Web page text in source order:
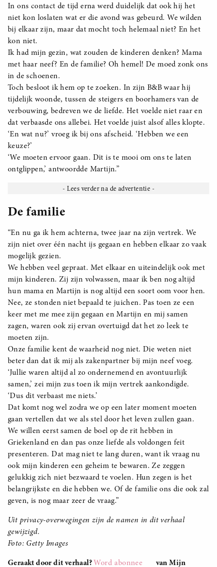
In ons contact de tijd erna werd duidelijk dat ook hij het
niet kon loslaten wat er die avond was gebeurd. We wilden
bij elkaar zijn, maar dat mocht toch helemaal niet? En het
kon niet.
Ik had mijn gezin, wat zouden de kinderen denken? Mama
met haar neef? En de familie? Oh hemel! De moed zonk ons
in de schoenen.
Toch besloot ik hem op te zoeken. In zijn B&B waar hij
tijdelijk woonde, tussen de steigers en boorhamers van de
verbouwing, bedreven we de liefde. Het voelde niet raar en
dat verbaasde ons allebei. Het voelde juist alsof alles klopte.
‘En wat nu?’ vroeg ik bij ons afscheid. ‘Hebben we een
keuze?’
‘We moeten ervoor gaan. Dit is te mooi om ons te laten
ontglippen,’ antwoordde Martijn.”
De familie
“En nu ga ik hem achterna, twee jaar na zijn vertrek. We
zijn niet over één nacht ijs gegaan en hebben elkaar zo vaak
mogelijk gezien.
We hebben veel gepraat. Met elkaar en uiteindelijk ook met
mijn kinderen. Zij zijn volwassen, maar ik ben nog altijd
hun mama en Martijn is nog altijd een soort oom voor hen.
Nee, ze stonden niet bepaald te juichen. Pas toen ze een
keer met me mee zijn gegaan en Martijn en mij samen
zagen, waren ook zij ervan overtuigd dat het zo leek te
moeten zijn.
Onze familie kent de waarheid nog niet. Die weten niet
beter dan dat ik mij als zakenpartner bij mijn neef voeg.
‘Jullie waren altijd al zo ondernemend en avontuurlijk
samen,’ zei mijn zus toen ik mijn vertrek aankondigde.
‘Dus dit verbaast me niets.’
Dat komt nog wel zodra we op een later moment moeten
gaan vertellen dat we als stel door het leven zullen gaan.
We willen eerst samen de boel op de rit hebben in
Griekenland en dan pas onze liefde als voldongen feit
presenteren. Dat mag niet te lang duren, want ik vraag nu
ook mijn kinderen een geheim te bewaren. Ze zeggen
gelukkig zich niet bezwaard te voelen. Hun zegen is het
belangrijkste en die hebben we. Of de familie ons die ook zal
geven, is nog maar zeer de vraag.”
Uit privacy-overwegingen zijn de namen in dit verhaal
gewijzigd.
Foto: Getty Images
Geraakt door dit verhaal?Word abonnee
van Mijn